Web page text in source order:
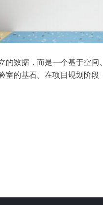
的数据，而是一个基于空
室的基石。在项目规划阶